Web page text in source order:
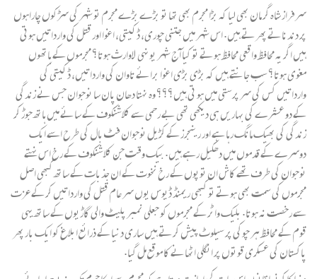
سرفراز شاہ گر مان بھی لیا کہ بڑا مجرم بھی تھا تو بڑے بڑے مجرم تو شہر کی سڑکوں چاراہوں
پر دندناتے پھرتے ہیں. اس شہر میں جتنی چوری، ڈکیتی، اغوا اور قتل کی وارداتیں ہوتی
ہیں اگر یہ محافظ واقعی محافظ ہوتے تو کیا آج شہر یونہی لاوارث ہوتا؟ مجرموں کے ہاتھوں
مغوی ہوتا؟ سب جانتے ہیں کہ بڑی بڑی اغوا برائے تاوان کی وارداتیں، ڈکیتی کی
وارداتیں کس کی سر پرستی میں ہو تی ہیں؟؟؟ وہ نہتا دھان پان سا نوجوان جس نے زندگی
کے دو عشرے کی بہاریں ہی دیکھی تھی بے رحمی سے کلاشنکوف کے سائے میں ہاتھ جوڑ کر
زندگی کی بھیک مانگ رہا ہے اور رینجرز کے کڑیل نوجوان فٹ بال کی طرح اسے ایک
دوسرے کے قدموں میں دھکیل رہے ہیں. بیک وقت جن کلاشنکوف کے رخ اس نہتے
نوجوان کی طرف تھے کاش ان توپوں کے رخ نخوت کے ان جذبات کے ساتھ کبھی اصل
مجرموں کی سمت بھی ہوتے تو کبھی ریمنڈ ڈیوس یوں سر عام قتل کی وارداتیں کر کے عزت
سے رخصت نہ ہوتا. بلیک واٹر کے مجرموں کو جعلی نمبر پلیٹ والی گاڑیوں کے ساتھ یہی
قوم کے محافظ ہر چوکی پر سیلوٹ پیش کرتے ہیں ساری دنیا کے ذرائع ابلاغ کو ایک بار پھر
پاکستان کی عسکری قوتوں پر انگلی اٹھانے کا موقع مل گیا.